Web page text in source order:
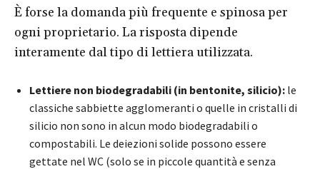
È forse la domanda più frequente e spinosa per
ogni proprietario. La risposta dipende
interamente dal tipo di lettiera utilizzata.
Lettiere non biodegradabili (in bentonite, silicio): le
classiche sabbiette agglomeranti o quelle in cristalli di
silicio non sono in alcun modo biodegradabili o
compostabili. Le deiezioni solide possono essere
gettate nel WC (solo se in piccole quantità e senza